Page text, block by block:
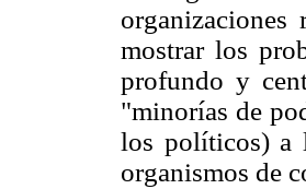
organizaciones
mostrar los
profundo y
"minorías de
los políticos) a
organismos de